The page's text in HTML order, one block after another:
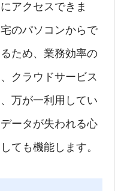
アクセスできま
のパソコンからで
ため、業務効率の
クラウドサービス
万が一利用してい
ータが失われる心
ても機能します。